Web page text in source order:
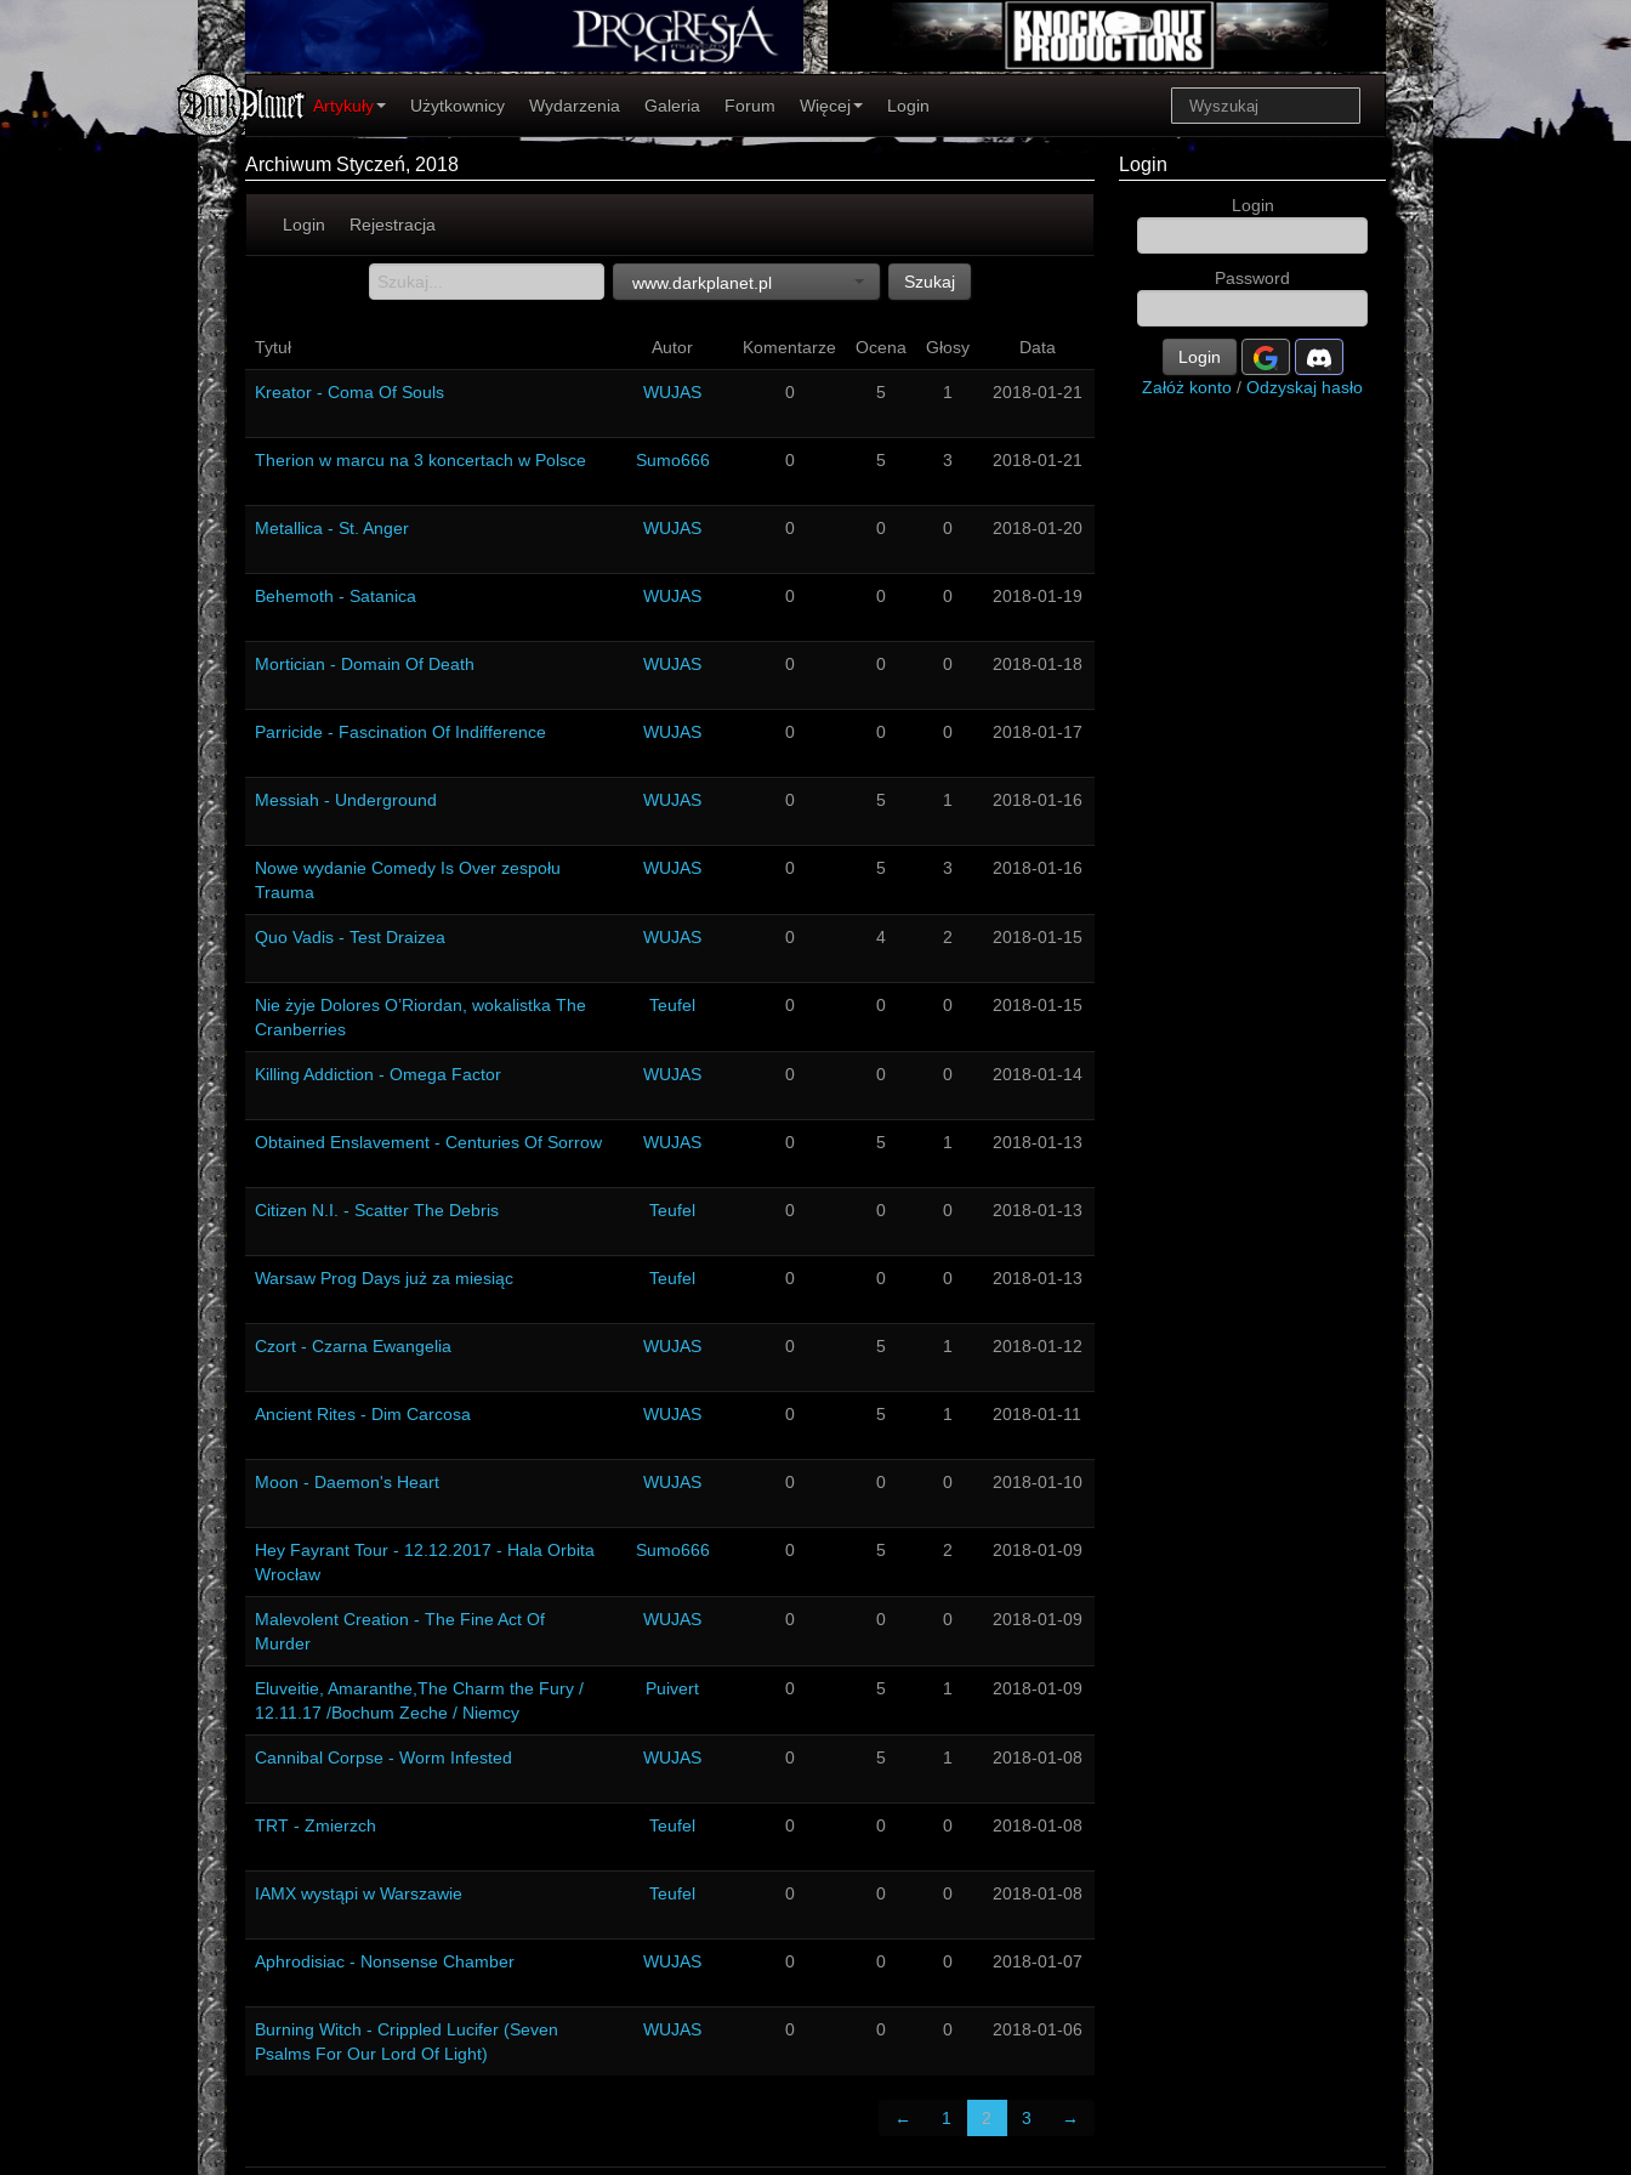
Artykuły Użytkownicy Wydarzenia Galeria Forum Więcej Login
Archiwum Styczeń, 2018
Login Rejestracja
www.darkplanet.pl Szukaj
Tytuł Autor Komentarze Ocena Głosy Data
Kreator - Coma Of Souls WUJAS 0 5 1 2018-01-21
Therion w marcu na 3 koncertach w Polsce Sumo666 0 5 3 2018-01-21
Metallica - St. Anger WUJAS 0 0 0 2018-01-20
Behemoth - Satanica WUJAS 0 0 0 2018-01-19
Mortician - Domain Of Death WUJAS 0 0 0 2018-01-18
Parricide - Fascination Of Indifference WUJAS 0 0 0 2018-01-17
Messiah - Underground WUJAS 0 5 1 2018-01-16
Nowe wydanie Comedy Is Over zespołu
Trauma
WUJAS 0 5 3 2018-01-16
Quo Vadis - Test Draizea WUJAS 0 4 2 2018-01-15
Nie żyje Dolores O’Riordan, wokalistka The
Cranberries
Teufel 0 0 0 2018-01-15
Killing Addiction - Omega Factor WUJAS 0 0 0 2018-01-14
Obtained Enslavement - Centuries Of Sorrow WUJAS 0 5 1 2018-01-13
Citizen N.I. - Scatter The Debris Teufel 0 0 0 2018-01-13
Warsaw Prog Days już za miesiąc Teufel 0 0 0 2018-01-13
Czort - Czarna Ewangelia WUJAS 0 5 1 2018-01-12
Ancient Rites - Dim Carcosa WUJAS 0 5 1 2018-01-11
Moon - Daemon's Heart WUJAS 0 0 0 2018-01-10
Hey Fayrant Tour - 12.12.2017 - Hala Orbita
Wrocław
Sumo666 0 5 2 2018-01-09
Malevolent Creation - The Fine Act Of
Murder
WUJAS 0 0 0 2018-01-09
Eluveitie, Amaranthe,The Charm the Fury /
12.11.17 /Bochum Zeche / Niemcy
Puivert 0 5 1 2018-01-09
Cannibal Corpse - Worm Infested WUJAS 0 5 1 2018-01-08
TRT - Zmierzch Teufel 0 0 0 2018-01-08
IAMX wystąpi w Warszawie Teufel 0 0 0 2018-01-08
Aphrodisiac - Nonsense Chamber WUJAS 0 0 0 2018-01-07
Burning Witch - Crippled Lucifer (Seven
Psalms For Our Lord Of Light)
WUJAS 0 0 0 2018-01-06
← 1 2 3 →
Login
Login
Password
Login
Załóż konto / Odzyskaj hasło